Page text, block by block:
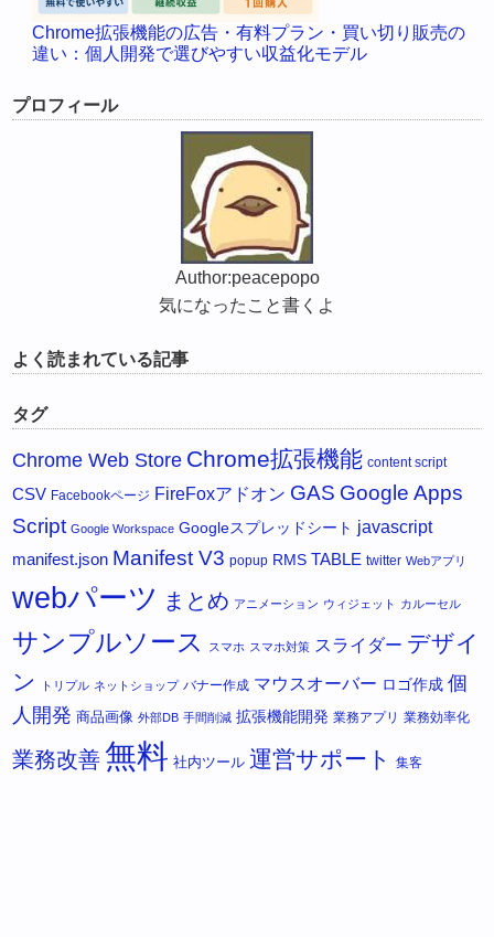
Chrome拡張機能の広告・有料プラン・買い切り販売の
違い：個人開発で選びやすい収益化モデル
プロフィール
Author:peacepopo
気になったこと書くよ
よく読まれている記事
タグ
Chrome Web Store Chrome拡張機能 content script
CSV Facebookページ FireFoxアドオン GAS Google Apps
Script Google Workspace Googleスプレッドシート javascript
manifest.json Manifest V3 popup RMS TABLE twitter Webアプリ
webパーツ まとめ アニメーション ウィジェット カルーセル
サンプルソース スマホ スマホ対策 スライダー デザイ
ン
トリプル ネットショップ バナー作成 マウスオーバー ロゴ作成 個
人開発 商品画像 外部DB 手間削減 拡張機能開発 業務アプリ 業務効率化
業務改善無料 社内ツール 運営サポート 集客